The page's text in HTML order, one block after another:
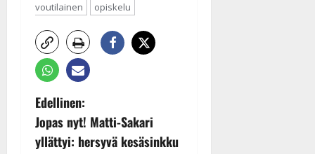
voutilainen
opiskelu
P
o
Edellinen:
Jopas nyt! Matti-Sakari
yllättyi: hersyvä kesäsinkku